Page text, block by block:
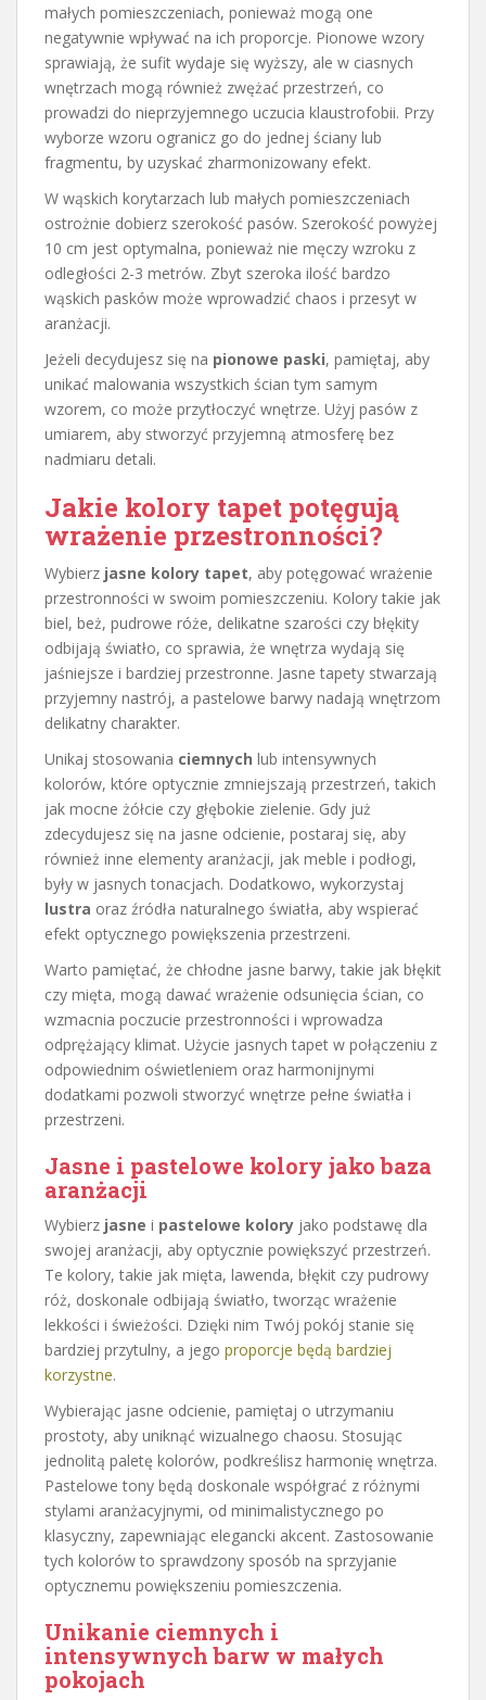
małych pomieszczeniach, ponieważ mogą one
negatywnie wpływać na ich proporcje. Pionowe wzory
sprawiają, że sufit wydaje się wyższy, ale w ciasnych
wnętrzach mogą również zwężać przestrzeń, co
prowadzi do nieprzyjemnego uczucia klaustrofobii. Przy
wyborze wzoru ogranicz go do jednej ściany lub
fragmentu, by uzyskać zharmonizowany efekt.
W wąskich korytarzach lub małych pomieszczeniach
ostrożnie dobierz szerokość pasów. Szerokość powyżej
10 cm jest optymalna, ponieważ nie męczy wzroku z
odległości 2-3 metrów. Zbyt szeroka ilość bardzo
wąskich pasków może wprowadzić chaos i przesyt w
aranżacji.
Jeżeli decydujesz się na pionowe paski, pamiętaj, aby
unikać malowania wszystkich ścian tym samym
wzorem, co może przytłoczyć wnętrze. Użyj pasów z
umiarem, aby stworzyć przyjemną atmosferę bez
nadmiaru detali.
Jakie kolory tapet potęgują
wrażenie przestronności?
Wybierz jasne kolory tapet, aby potęgować wrażenie
przestronności w swoim pomieszczeniu. Kolory takie jak
biel, beż, pudrowe róże, delikatne szarości czy błękity
odbijają światło, co sprawia, że wnętrza wydają się
jaśniejsze i bardziej przestronne. Jasne tapety stwarzają
przyjemny nastrój, a pastelowe barwy nadają wnętrzom
delikatny charakter.
Unikaj stosowania ciemnych lub intensywnych
kolorów, które optycznie zmniejszają przestrzeń, takich
jak mocne żółcie czy głębokie zielenie. Gdy już
zdecydujesz się na jasne odcienie, postaraj się, aby
również inne elementy aranżacji, jak meble i podłogi,
były w jasnych tonacjach. Dodatkowo, wykorzystaj
lustra oraz źródła naturalnego światła, aby wspierać
efekt optycznego powiększenia przestrzeni.
Warto pamiętać, że chłodne jasne barwy, takie jak błękit
czy mięta, mogą dawać wrażenie odsunięcia ścian, co
wzmacnia poczucie przestronności i wprowadza
odprężający klimat. Użycie jasnych tapet w połączeniu z
odpowiednim oświetleniem oraz harmonijnymi
dodatkami pozwoli stworzyć wnętrze pełne światła i
przestrzeni.
Jasne i pastelowe kolory jako baza
aranżacji
Wybierz jasne i pastelowe kolory jako podstawę dla
swojej aranżacji, aby optycznie powiększyć przestrzeń.
Te kolory, takie jak mięta, lawenda, błękit czy pudrowy
róż, doskonale odbijają światło, tworząc wrażenie
lekkości i świeżości. Dzięki nim Twój pokój stanie się
bardziej przytulny, a jego proporcje będą bardziej
korzystne.
Wybierając jasne odcienie, pamiętaj o utrzymaniu
prostoty, aby uniknąć wizualnego chaosu. Stosując
jednolitą paletę kolorów, podkreślisz harmonię wnętrza.
Pastelowe tony będą doskonale współgrać z różnymi
stylami aranżacyjnymi, od minimalistycznego po
klasyczny, zapewniając elegancki akcent. Zastosowanie
tych kolorów to sprawdzony sposób na sprzyjanie
optycznemu powiększeniu pomieszczenia.
Unikanie ciemnych i
intensywnych barw w małych
pokojach